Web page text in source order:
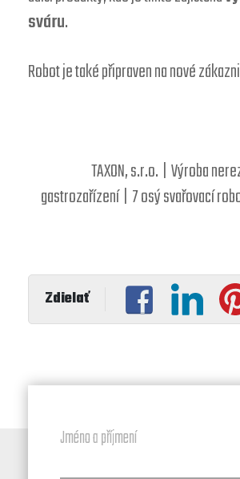
sváru.
Robot je také připraven na nové
TAXON, s.r.o. | Výroba
gastrozařízení | 7 osý svařovací
Jméno a příjmení